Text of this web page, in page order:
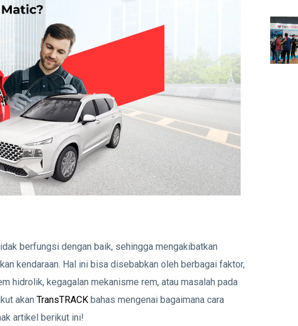
berfungsi dengan baik, sehingga mengakibatkan
kendaraan. Hal ini bisa disebabkan oleh berbagai faktor,
hidrolik, kegagalan mekanisme rem, atau masalah pada
akan TransTRACK bahas mengenai bagaimana cara
artikel berikut ini!